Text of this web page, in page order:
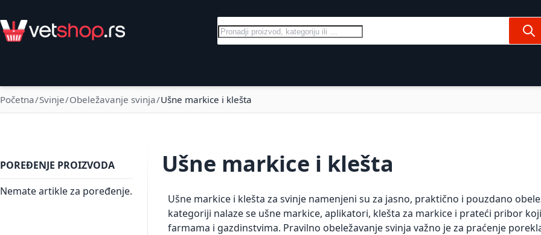
Pretraga
Početna Svinje Obeležavanje svinja Ušne markice i klešta
Ušne markice i klešta
Ušne markice i klešta za svinje namenjeni su za jasno, praktično i pouzdano
kategoriji nalaze se ušne markice, aplikatori, klešta za markice i prateći pribor
farmama i gazdinstvima. Pravilno obeležavanje svinja važno je za praćenje
POREĐENJE PROIZVODA
Nemate artikle za poređenje.